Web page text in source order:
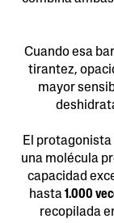
Cuando esa
tirantez,
mayor
El protagonista
una molécula
capacidad
hasta1.000
recopilada